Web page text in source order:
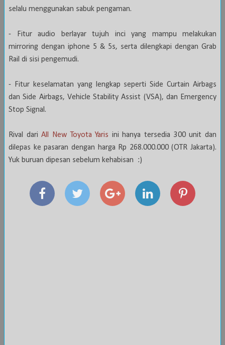
selalu menggunakan sabuk pengaman.
- Fitur audio berlayar tujuh inci yang mampu melakukan
mirroring dengan iphone 5 & 5s, serta dilengkapi dengan Grab
Rail di sisi pengemudi.
- Fitur keselamatan yang lengkap seperti Side Curtain Airbags
dan Side Airbags, Vehicle Stability Assist (VSA), dan Emergency
Stop Signal.
Rival dariAll New Toyota Yaris ini hanya tersedia 300 unit dan
dilepas ke pasaran dengan harga Rp 268.000.000 (OTR Jakarta).
Yuk buruan dipesan sebelum kehabisan :)